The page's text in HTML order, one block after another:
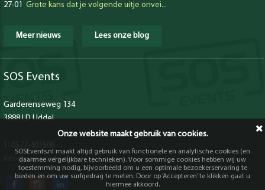
27-01 Grote kans dat je volgende uitje onvei...
Meer nieuws Lees onze blog
SOS Events
Garderenseweg 134
3888 LD Uddel
info@sosevents.nl
Onze website maakt gebruik van cookies.
SOSEvents.nl maakt altijd gebruik van functionele en analytische cookies (en
daarmee vergelijkbare technieken). Voor sommige cookies hebben wij uw
toestemming nodig, bijvoorbeeld om u een optimale bezoekerservaring te
bieden en om uw surfgedrag te meten. Door op ‘Accepteren’ te klikken gaat u
hiermee akkoord.